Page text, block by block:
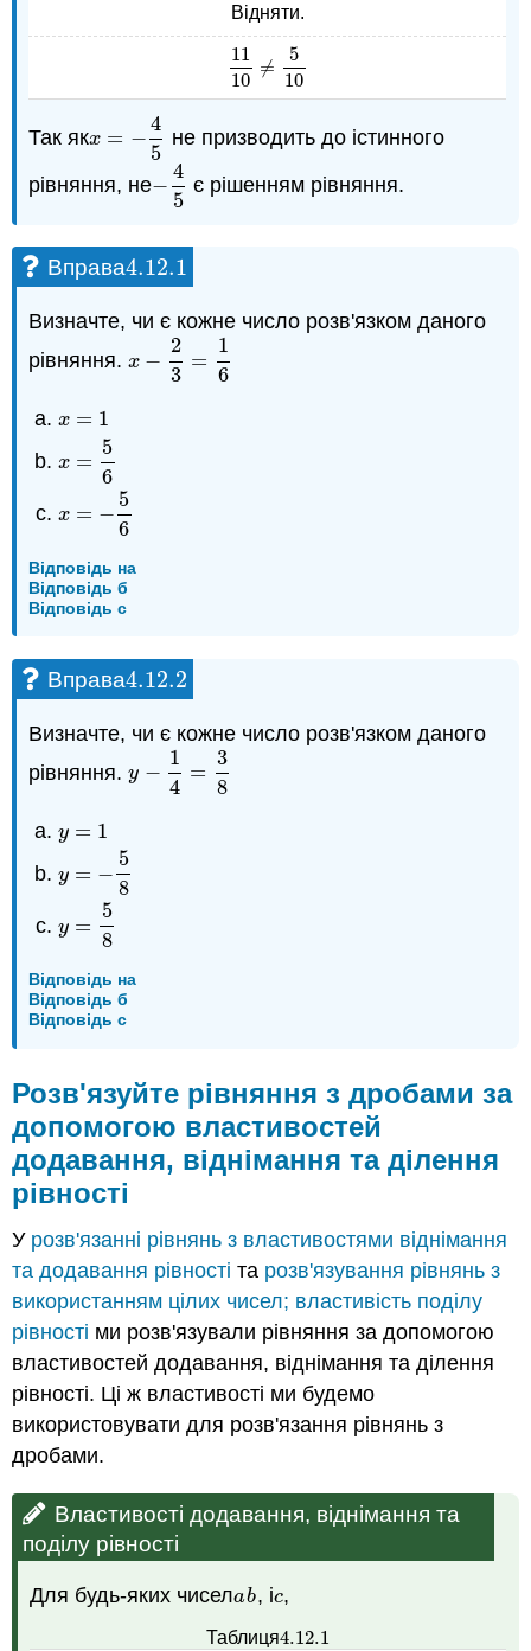
Відняти.
11
10
≠
5
10
1110≠ 510
Так якx = −
4
5
x=− 45
не призводить до істинного
рівняння, не−
4
5
−45 є рішенням рівняння.
Вправа4.12.1
4.12.1
Визначте, чи є кожне число розв'язком даного
рівняння.x −
2
3
=
1
6
x−2 3= 16
x = 1
x=1
x =
5
6
x=5 6
x = −
5
6
x=− 56
Відповідь на
Відповідь б
Відповідь c
Вправа4.12.2
4.12.2
Визначте, чи є кожне число розв'язком даного
рівняння.y −
1
4
=
3
8
y −1 4= 38
y = 1
y =1
y = −
5
8
y =− 58
y =
5
8
y =5 8
Відповідь на
Відповідь б
Відповідь c
Розв'язуйте рівняння з дробами за
допомогою властивостей
додавання, віднімання та ділення
рівності
У розв'язанні рівнянь з властивостями віднімання
та додавання рівності та розв'язування рівнянь з
використанням цілих чисел; властивість поділу
рівності ми розв'язували рівняння за допомогою
властивостей додавання, віднімання та ділення
рівності. Ці ж властивості ми будемо
використовувати для розв'язання рівнянь з
дробами.
Властивості додавання, віднімання та
поділу рівності
Для будь-яких чиселa
ab
b, іc
c,
Таблиця4.12.1
4.12.1